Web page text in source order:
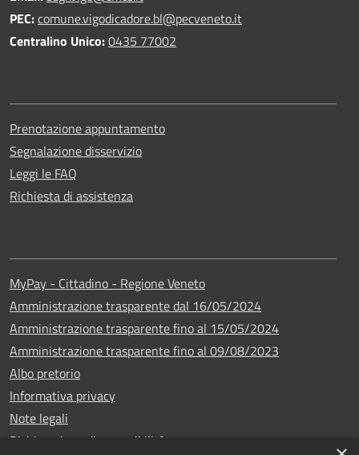
PEC:comune.vigodicadore.bl@pecveneto.it
Centralino Unico:0435 77002
Prenotazione appuntamento
Segnalazione disservizio
Leggi le FAQ
Richiesta di assistenza
MyPay - Cittadino - Regione Veneto
Amministrazione trasparente dal 16/05/2024
Amministrazione trasparente fino al 15/05/2024
Amministrazione trasparente fino al 09/08/2023
Albo pretorio
Informativa privacy
Note legali
Dichiarazione di accessibilità